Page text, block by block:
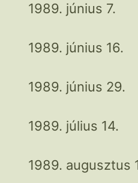
1989. június 7.
1989. június 16.
1989. június 29.
1989. július 14.
1989. augusztus